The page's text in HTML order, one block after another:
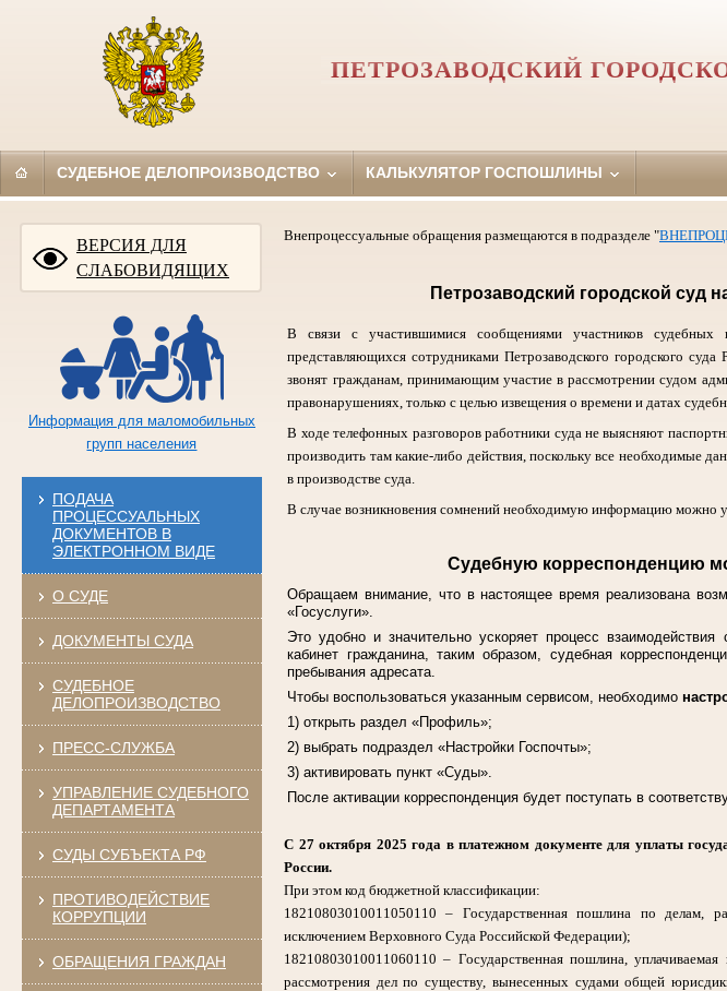
ПЕТРОЗАВОДСКИЙ
СУДЕБНОЕ ДЕЛОПРОИЗВОДСТВО КАЛЬКУЛЯТОР ГОСПОШЛИНЫ
ВЕРСИЯ ДЛЯ
СЛАБОВИДЯЩИХ
Информация для маломобильных
групп населения
ПОДАЧА
ПРОЦЕССУАЛЬНЫХ
ДОКУМЕНТОВ В
ЭЛЕКТРОННОМ ВИДЕ
О СУДЕ
ДОКУМЕНТЫ СУДА
СУДЕБНОЕ
ДЕЛОПРОИЗВОДСТВО
ПРЕСС-СЛУЖБА
УПРАВЛЕНИЕ СУДЕБНОГО
ДЕПАРТАМЕНТА
СУДЫ СУБЪЕКТА РФ
ПРОТИВОДЕЙСТВИЕ
КОРРУПЦИИ
ОБРАЩЕНИЯ ГРАЖДАН
Внепроцессуальные обращения размещаются в подразделе "
Петрозаводский городской суд
В связи с участившимися сообщениями участников
представляющихся сотрудниками Петрозаводского городского
звонят гражданам, принимающим участие в рассмотрении судом
правонарушениях, только с целью извещения о времени и датах
В ходе телефонных разговоров работники суда не выясняют
производить там какие-либо действия, поскольку все необходимые
в производстве суда.
В случае возникновения сомнений необходимую информацию можно
Судебную корреспонденцию
Обращаем внимание, что в настоящее время реализована
«Госуслуги».
Это удобно и значительно ускоряет процесс
кабинет гражданина, таким образом, судебная
пребывания адресата.
Чтобы воспользоваться указанным сервисом, необходимо
1) открыть раздел «Профиль»;
2) выбрать подраздел «Настройки Госпочты»;
3) активировать пункт «Суды».
После активации корреспонденция будет поступать в
С 27 октября 2025 года в платежном документе для уплаты
России.
При этом код бюджетной классификации:
18210803010011050110 – Государственная пошлина по делам,
исключением Верховного Суда Российской Федерации);
18210803010011060110 – Государственная пошлина,
рассмотрения дел по существу, вынесенных судами общей